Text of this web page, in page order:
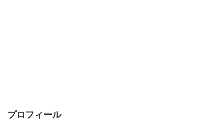
プロフィール